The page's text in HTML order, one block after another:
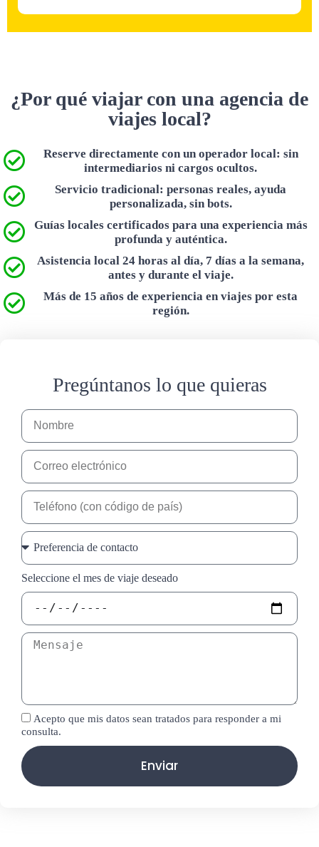
¿Por qué viajar con una agencia de
viajes local?
Reserve directamente con un operador local: sin
intermediarios ni cargos ocultos.
Servicio tradicional: personas reales, ayuda
personalizada, sin bots.
Guías locales certificados para una experiencia más
profunda y auténtica.
Asistencia local 24 horas al día, 7 días a la semana,
antes y durante el viaje.
Más de 15 años de experiencia en viajes por esta
región.
Pregúntanos lo que quieras
Seleccione el mes de viaje deseado
Acepto que mis datos sean tratados para responder a mi
consulta.
Enviar